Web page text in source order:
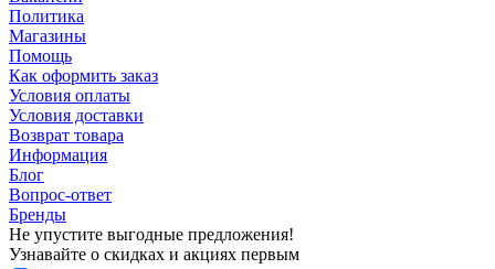
Политика
Магазины
Помощь
Как оформить заказ
Условия оплаты
Условия доставки
Возврат товара
Информация
Блог
Вопрос-ответ
Бренды
Не упустите выгодные предложения!
Узнавайте о скидках и акциях первым